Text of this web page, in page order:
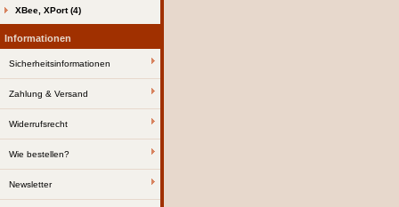
XBee, XPort (4)
Informationen
Sicherheitsinformationen
Zahlung & Versand
Widerrufsrecht
Wie bestellen?
Newsletter